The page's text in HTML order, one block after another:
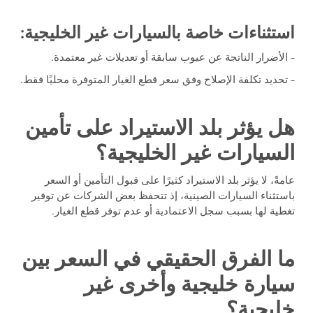
استثناءات خاصة بالسيارات غير الخليجية:
– الأضرار الناتجة عن عيوب سابقة أو تعديلات غير معتمدة.
– تحديد تكلفة الإصلاح وفق سعر قطع الغيار المتوفرة محليًا فقط.
هل يؤثر بلد الاستيراد على تأمين
السيارات غير الخليجية؟
عامةً، لا يؤثر بلد الاستيراد كثيرًا على قبول التأمين أو السعر
باستثناء السيارات الصينية، إذ تتحفظ بعض الشركات عن توفير
تغطية لها بسبب سجل الاعتمادية أو عدم توفر قطع الغيار.
ما الفرق الحقيقي في السعر بين
سيارة خليجية وأخرى غير